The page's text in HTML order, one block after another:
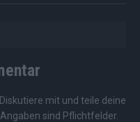
Diskutiere mit und teile deine
sind Pflichtfelder.